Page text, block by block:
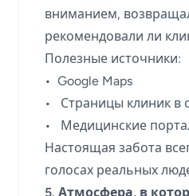
вниманием,
рекомендовали ли
Полезные источники:
• Google Maps
• Страницы клиник в
• Медицинские
Настоящая забота
голосах реальных
5. Атмосфера, в